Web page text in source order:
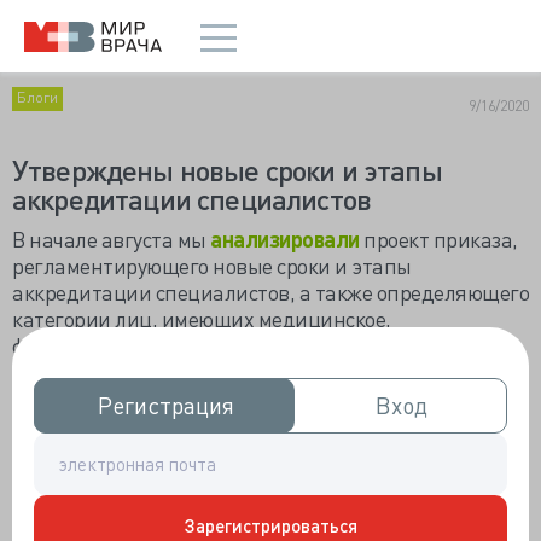
Регистрация
Регистрация Вход
Вход
Зарегистрироваться
Блоги 9/16/2020
Утверждены новые сроки и этапы
аккредитации специалистов
В начале августа мы анализировали проект приказа,
регламентирующего новые сроки и этапы
аккредитации специалистов, а также определяющего
категории лиц, имеющих медицинское,
фармацевтическое или иное образование и
подлежащих аккредитации специалистов. 7
сентября принятый приказ был
опубликован
нужно отметить, он содержит существенные отличия
Так, по проекту с 1 января 2020 г. аккредитацию
должны проходить лица, получившие после 1 января